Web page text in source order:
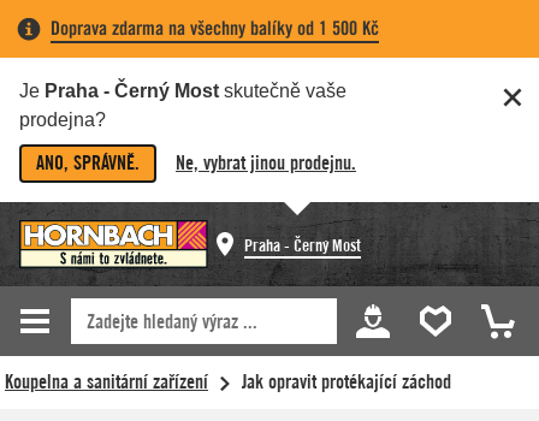
Doprava zdarma na všechny balíky od 1 500 Kč
Je Praha - Černý Most skutečně vaše
prodejna?
ANO, SPRÁVNĚ. Ne, vybrat jinou prodejnu.
Praha - Černý Most